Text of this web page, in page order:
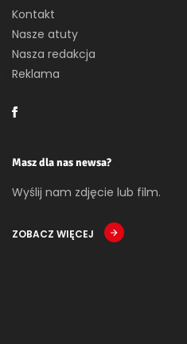
Kontakt
Nasze atuty
Nasza redakcja
Reklama
Masz dla nas newsa?
Wyślij nam zdjęcie lub film.
ZOBACZ WIĘCEJ